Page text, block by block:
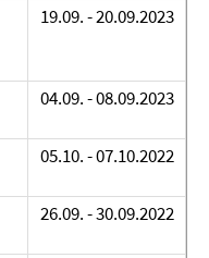
19.09. - 20.09.2023
04.09. - 08.09.2023
05.10. - 07.10.2022
26.09. - 30.09.2022